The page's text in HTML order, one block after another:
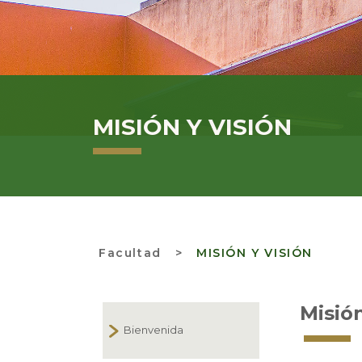
MISIÓN Y VISIÓN
Facultad > MISIÓN Y VISIÓN
Bienvenida